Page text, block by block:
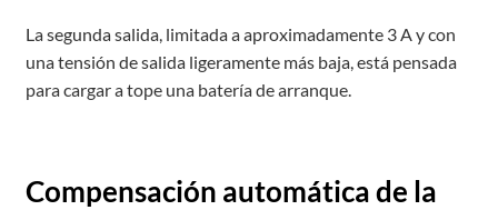
La segunda salida, limitada a aproximadamente 3 A y con
una tensión de salida ligeramente más baja, está pensada
para cargar a tope una batería de arranque.
Compensación automática de la